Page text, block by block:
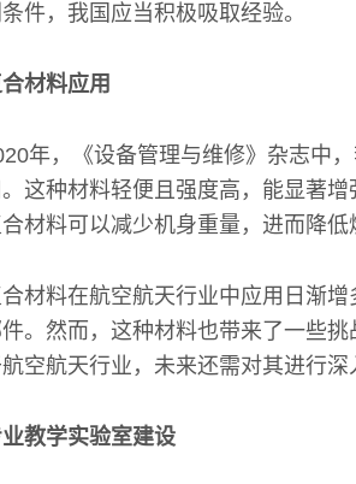
件，我国应当积极吸取经验。
材料应用
年，《设备管理与维修》杂志中
这种材料轻便且强度高，能显著
材料可以减少机身重量，进而降低
材料在航空航天行业中应用日渐
。然而，这种材料也带来了一些
空航天行业，未来还需对其进行深
教学实验室建设